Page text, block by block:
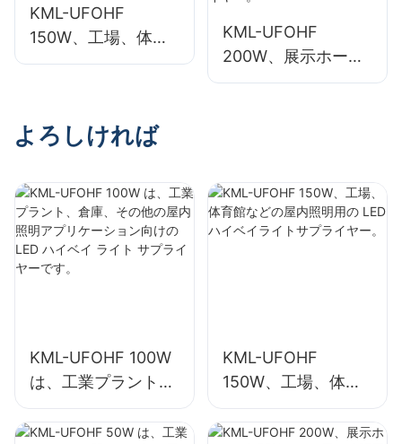
イヤーです。
KML-UFOHF
150W、工場、体育
館などの屋内照明用
KML-UFOHF
200W、展示ホー
ル、体育館などの屋
よろしければ
KML-UFOHF 100W
は、工業プラント、
倉庫、その他の屋内
照明アプリケーショ
KML-UFOHF
150W、工場、体育
館などの屋内照明用
の LED ハイベイラ